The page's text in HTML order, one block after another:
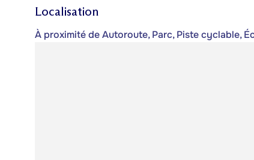
Localisation
À proximité de Autoroute, Parc, Piste cyclable,